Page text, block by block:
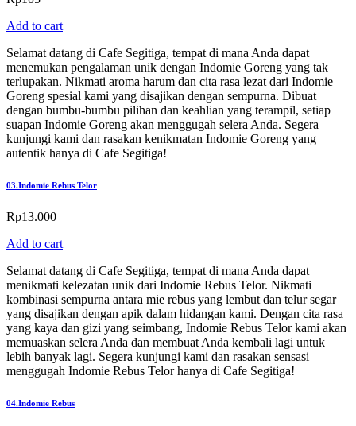
Add to cart
Selamat datang di Cafe Segitiga, tempat di mana Anda dapat
menemukan pengalaman unik dengan Indomie Goreng yang tak
terlupakan. Nikmati aroma harum dan cita rasa lezat dari Indomie
Goreng spesial kami yang disajikan dengan sempurna. Dibuat
dengan bumbu-bumbu pilihan dan keahlian yang terampil, setiap
suapan Indomie Goreng akan menggugah selera Anda. Segera
kunjungi kami dan rasakan kenikmatan Indomie Goreng yang
autentik hanya di Cafe Segitiga!
03.Indomie Rebus Telor
Rp13.000
Add to cart
Selamat datang di Cafe Segitiga, tempat di mana Anda dapat
menikmati kelezatan unik dari Indomie Rebus Telor. Nikmati
kombinasi sempurna antara mie rebus yang lembut dan telur segar
yang disajikan dengan apik dalam hidangan kami. Dengan cita rasa
yang kaya dan gizi yang seimbang, Indomie Rebus Telor kami akan
memuaskan selera Anda dan membuat Anda kembali lagi untuk
lebih banyak lagi. Segera kunjungi kami dan rasakan sensasi
menggugah Indomie Rebus Telor hanya di Cafe Segitiga!
04.Indomie Rebus